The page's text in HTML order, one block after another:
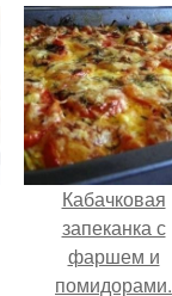
Кабачковая
запеканка с
фаршем и
помидорами.